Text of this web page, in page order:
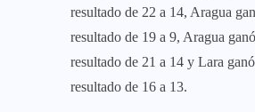
resultado de 22 a 14, Aragua
resultado de 19 a 9, Aragua
resultado de 21 a 14 y Lara
resultado de 16 a 13.